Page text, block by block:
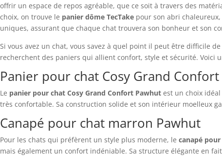
offrir un espace de repos agréable, que ce soit à travers des
choix, on trouve le panier dôme TecTake pour son abri
uniques, assurant que chaque chat trouvera son bonheur et son
Si vous avez un chat, vous savez à quel point il peut être difficile
recherchent des paniers qui allient confort, style et sécurité. Voici
Panier pour chat Cosy Grand
Le panier pour chat Cosy Grand Confort Pawhut est un choix
très confortable. Sa construction solide et son intérieur moelleux
Canapé pour chat marron Pawhut
Pour les chats qui préfèrent un style plus moderne, le canapé
mais également un confort indéniable. Sa structure élégante en